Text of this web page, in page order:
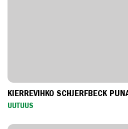
KIERREVIHKO SCHJERFBECK
UUTUUS